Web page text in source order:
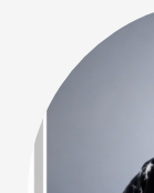
ᲑᲘᲑᲚᲘᲝᲗᲔᲙᲐ
ᲡᲢᲣᲓᲔᲜᲢᲣᲠᲘ
ᲙᲝᲜᲢᲐᲥᲢᲘ